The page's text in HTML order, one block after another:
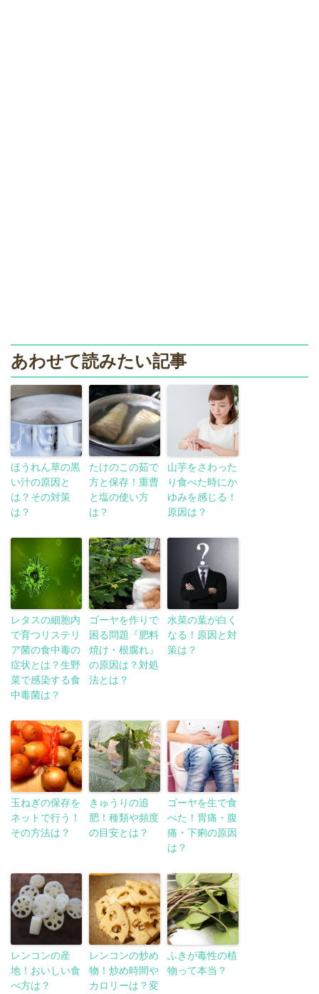
あわせて読みたい記事
ほうれん草の黒
い汁の原因と
は？その対策
は？
たけのこの茹で
方と保存！重曹
と塩の使い方
は？
山芋をさわった
り食べた時にか
ゆみを感じる！
原因は？
レタスの細胞内
で育つリステリ
ア菌の食中毒の
症状とは？生野
菜で感染する食
中毒菌は？
ゴーヤを作りで
困る問題『肥料
焼け・根腐れ』
の原因は？対処
法とは？
水菜の葉が白く
なる！原因と対
策は？
玉ねぎの保存を
ネットで行う！
その方法は？
きゅうりの追
肥！種類や頻度
の目安とは？
ゴーヤを生で食
べた！胃痛・腹
痛・下痢の原因
は？
レンコンの産
地！おいしい食
べ方は？
レンコンの炒め
物！炒め時間や
カロリーは？変
ふきが毒性の植
物って本当？